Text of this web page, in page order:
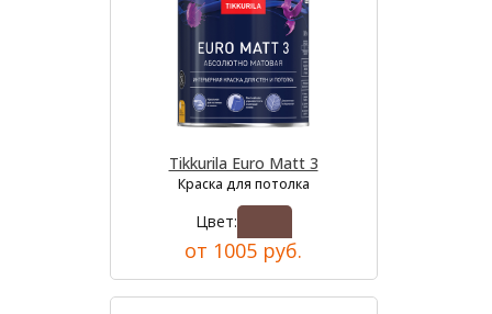
Tikkurila Euro Matt 3
Краска для потолка
Цвет:
от 1005 руб.